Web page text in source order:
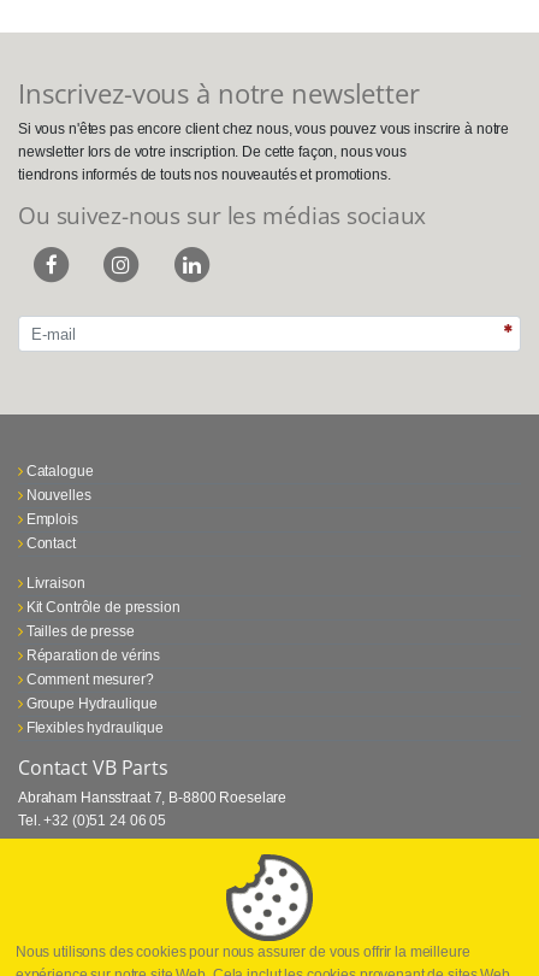
Inscrivez-vous à notre newsletter
Si vous n'êtes pas encore client chez nous, vous pouvez vous inscrire à notre
newsletter lors de votre inscription. De cette façon, nous vous
tiendrons informés de touts nos nouveautés et promotions.
Ou suivez-nous sur les médias sociaux
Catalogue
Nouvelles
Emplois
Contact
Livraison
Kit Contrôle de pression
Tailles de presse
Réparation de vérins
Comment mesurer?
Groupe Hydraulique
Flexibles hydraulique
Contact VB Parts
Abraham Hansstraat 7, B-8800 Roeselare
Tel. +32 (0)51 24 06 05
⏳ Dernier mois de promotion Webtec!
Promotion Webtec Equipements De Test Portatifs
Nous utilisons des cookies pour nous assurer de vous offrir la meilleure